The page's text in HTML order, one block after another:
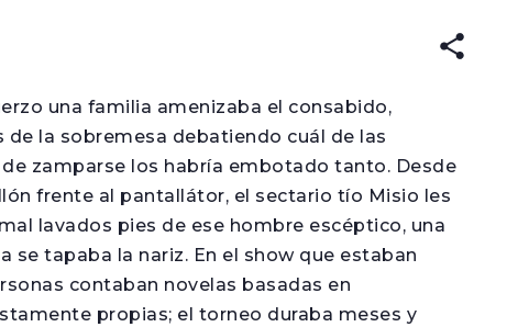
una familia amenizaba el consabido,
la sobremesa debatiendo cuál de las
zamparse los habría embotado tanto. Desde
frente al pantallátor, el sectario tío Misio les
lavados pies de ese hombre escéptico, una
se tapaba la nariz. En el show que estaban
contaban novelas basadas en
propias; el torneo duraba meses y